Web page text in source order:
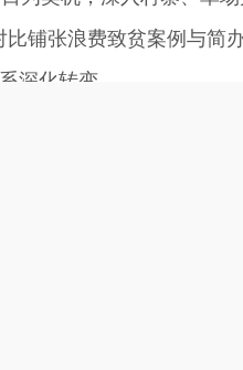
铺张浪费致贫案例与简
深化转变。